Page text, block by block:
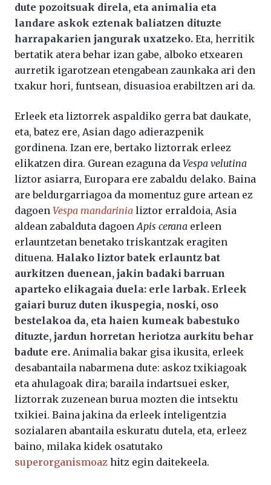
dute pozoitsuak direla, eta animalia eta
landare askok eztenak baliatzen dituzte
harrapakarien jangurak uxatzeko. Eta, herritik
bertatik atera behar izan gabe, alboko etxearen
aurretik igarotzean etengabean zaunkaka ari den
txakur hori, funtsean, disuasioa erabiltzen ari da.
Erleek eta liztorrek aspaldiko gerra bat daukate,
eta, batez ere, Asian dago adierazpenik
gordinena. Izan ere, bertako liztorrak erleez
elikatzen dira. Gurean ezaguna da Vespa velutina
liztor asiarra, Europara ere zabaldu delako. Baina
are beldurgarriagoa da momentuz gure artean ez
dagoen Vespa mandarinia liztor erraldoia, Asia
aldean zabalduta dagoen Apis cerana erleen
erlauntzetan benetako triskantzak eragiten
dituena. Halako liztor batek erlauntz bat
aurkitzen duenean, jakin badaki barruan
aparteko elikagaia duela: erle larbak. Erleek
gaiari buruz duten ikuspegia, noski, oso
bestelakoa da, eta haien kumeak babestuko
dituzte, jardun horretan heriotza aurkitu behar
badute ere. Animalia bakar gisa ikusita, erleek
desabantaila nabarmena dute: askoz txikiagoak
eta ahulagoak dira; baraila indartsuei esker,
liztorrak zuzenean burua mozten die intsektu
txikiei. Baina jakina da erleek inteligentzia
sozialaren abantaila eskuratu dutela, eta, erleez
baino, milaka kidek osatutako
superorganismoaz hitz egin daitekeela.